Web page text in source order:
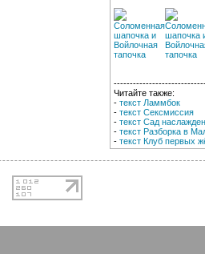
Читайте также:
- текст Ламмбок
- текст Сексмиссия
- текст Сад
- текст Разборка в
- текст Клуб первых